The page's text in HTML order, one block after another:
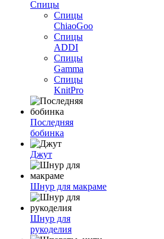
Спицы
Спицы
ChiaoGoo
Спицы
ADDI
Спицы
Gamma
Спицы
KnitPro
Последняя
бобинка
Джут
Шнур для макраме
Шнур для
рукоделия